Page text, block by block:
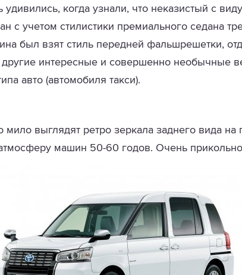
когда узнали, что неказистый с
с учетом стилистики премиального седана
был взят стиль передней фальшрешетки,
интересные и совершенно необычные
авто (автомобиля такси).
мило выглядят ретро зеркала заднего вида
машин 50-60 годов. Очень